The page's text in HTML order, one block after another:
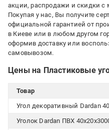
акции, распродажи и скидки
Покупая у нас, Вы получите
официальной гарантией от
в Киеве или в любом другом
оформив доставку или
самовывозом.
Цены на Пластиковые
Товар
Угол декоративный Dardan
Уголок Dardan ПВХ